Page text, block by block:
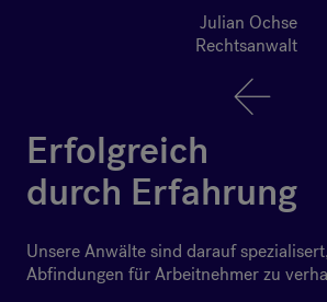
Erfolgreich
durch Erfahrung
Unsere Anwälte sind darauf spezialisert,
Abfindungen für Arbeitnehmer zu
Julian Ochse
Rechtsanwalt